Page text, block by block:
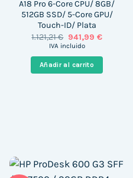
A18 Pro 6-Core CPU/ 8GB/
512GB SSD/ 5-Core GPU/
Touch-ID/ Plata
1.121,21€ El
precio
era:
1.121,21 €.
941,99 €El
es:
941,99
IVA incluido
Añadir al carrito